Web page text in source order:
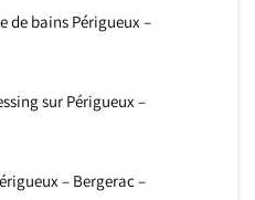
de bains Périgueux –
sur Périgueux –
– Bergerac –